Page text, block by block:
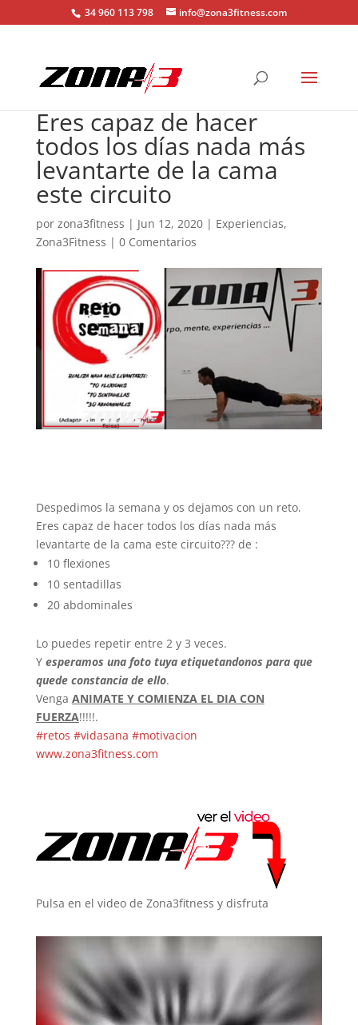
34 960 113 798 info@zona3fitness.com
Eres capaz de hacer
todos los días nada más
levantarte de la cama
este circuito
por zona3fitness | Jun 12, 2020| Experiencias,
Zona3Fitness | 0 Comentarios
Despedimos la semana y os dejamos con un reto.
Eres capaz de hacer todos los días nada más
levantarte de la cama este circuito??? de :
10 flexiones
10 sentadillas
20 abdominales
Lo puedes repetir entre 2 y 3 veces.
Y esperamos una foto tuya etiquetandonos para que
quede constancia de ello.
Venga ANIMATE Y COMIENZA EL DIA CON
FUERZA!!!!!.
#retos #vidasana #motivacion
www.zona3fitness.com
Pulsa en el video de Zona3fitness y disfruta